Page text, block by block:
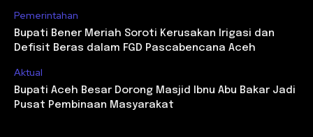
Pemerintahan
Bupati Bener Meriah Soroti Kerusakan Irigasi dan
Defisit Beras dalam FGD Pascabencana Aceh
Aktual
Bupati Aceh Besar Dorong Masjid Ibnu Abu Bakar Jadi
Pusat Pembinaan Masyarakat